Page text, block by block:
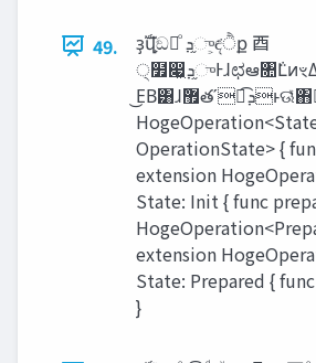
49.
ҙࣝվֵ͕ඞཁͦ͏ ‫֦ܕ‬ு͕ඳ͘ੈք ⾣
੍໿෇͖‫֦ܕ‬ுͰɺಛఆ৚݅ԼͷৼΔ෣͍͕มΘΔ ⾣
͜ΕΒ͸ɺ޿ٛతʹಉ͡‫ͱܕ‬ଊ͑ͯ΋ྑ͍ʁ class
OperationState> {
extension
State: Init { func
extension
State: Prepared {
}